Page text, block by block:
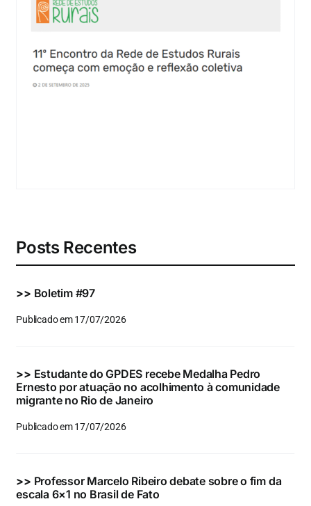
Eventos e Certificados
Buscar
Posts Recentes
>> Boletim #97
Publicado em 17/07/2026
>> Estudante do GPDES recebe Medalha Pedro
Ernesto por atuação no acolhimento à comunidade
migrante no Rio de Janeiro
Publicado em 17/07/2026
>> Professor Marcelo Ribeiro debate sobre o fim da
escala 6×1 no Brasil de Fato